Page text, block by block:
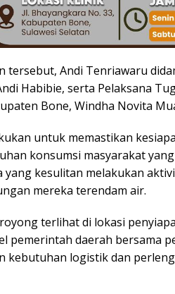
tersebut, Andi Tenriawaru
Habibie, serta Pelaksana
Bone, Windha Novita
untuk memastikan
konsumsi masyarakat
yang kesulitan melakukan
mereka terendam air.
terlihat di lokasi
pemerintah daerah bersama
kebutuhan logistik dan